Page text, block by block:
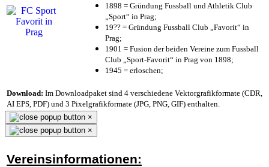
1898 = Gründung Fussball und Athletik Club
„Sport“ in Prag;
19?? = Gründung Fussball Club „Favorit“ in
Prag;
1901 = Fusion der beiden Vereine zum Fussball
Club „Sport-Favorit“ in Prag von 1898;
1945 = erloschen;
Download: Im Downloadpaket sind 4 verschiedene Vektorgrafikformate (CDR,
AI EPS, PDF) und 3 Pixelgrafikformate (JPG, PNG, GIF) enthalten.
×
×
Vereinsinformationen: